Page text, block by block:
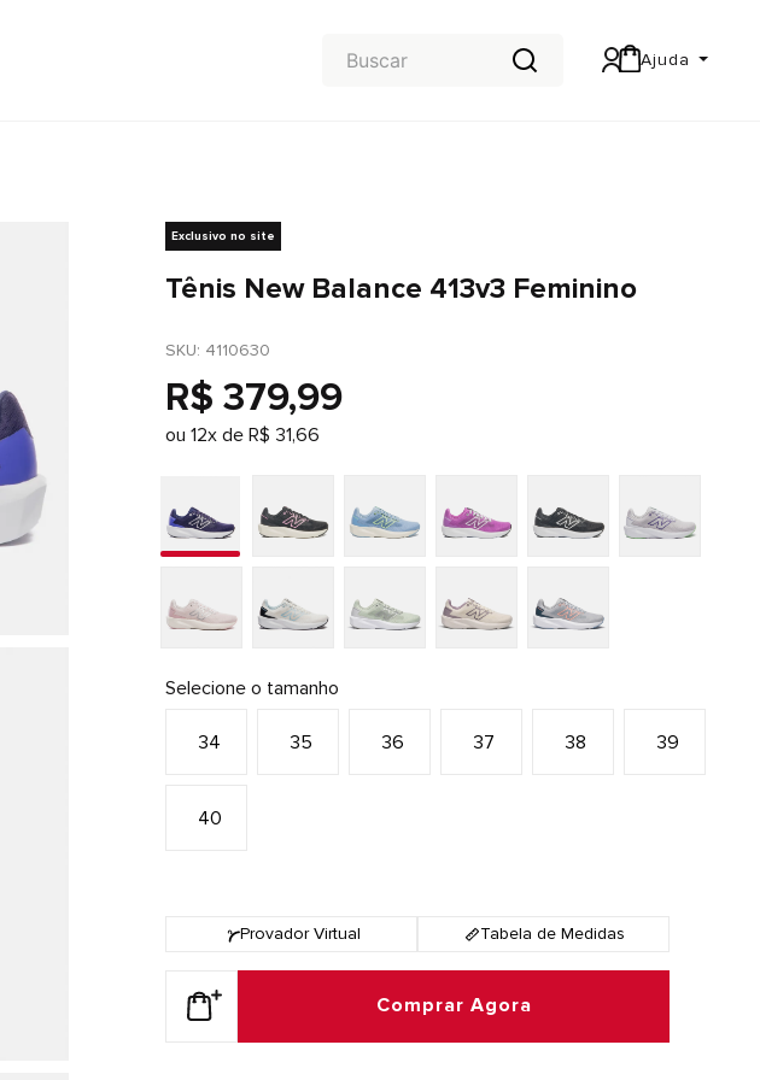
Ajuda
Exclusivo no site
Tênis New Balance 413v3 Feminino
SKU: 4110630
R$ 379,99
ou12x deR$ 31,66
Selecione o tamanho
34 35 36 37 38 39
40
Provador Virtual Tabela de Medidas
Comprar Agora